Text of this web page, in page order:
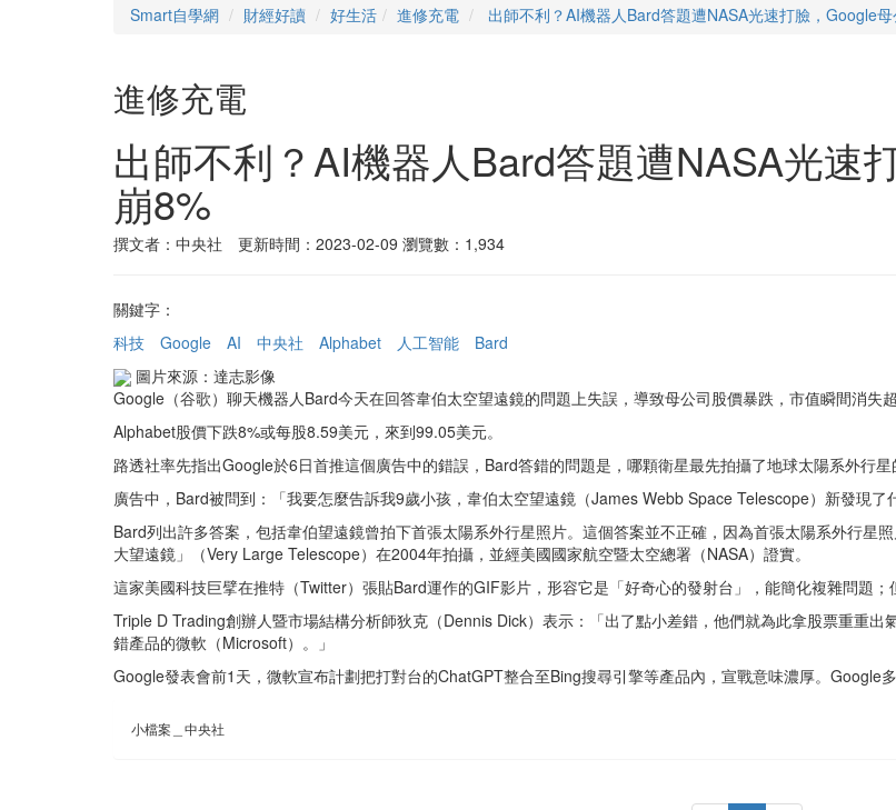
Smart自學網 財經好讀 好生活 進修充電 出師不利？AI機器人Bard答題遭NASA光速打臉，Google
進修充電
出師不利？AI機器人Bard答題遭NASA光速
崩8%
撰文者：中央社 更新時間：2023-02-09 瀏覽數：1,934
關鍵字：
科技
Google AI 中央社 Alphabet 人工智能
Bard
圖片來源：達志影像
Google（谷歌）聊天機器人Bard今天在回答韋伯太空望遠鏡的問題上失誤，導致母公司股價暴跌，市值瞬間消失
Alphabet股價下跌8%或每股8.59美元，來到99.05美元。
路透社率先指出Google於6日首推這個廣告中的錯誤，Bard答錯的問題是，哪顆衛星最先拍攝了地球太陽系外行星
廣告中，Bard被問到：「我要怎麼告訴我9歲小孩，韋伯太空望遠鏡（James Webb Space Telescope）新發現了
Bard列出許多答案，包括韋伯望遠鏡曾拍下首張太陽系外行星照片。這個答案並不正確，因為首張太陽系外行
大望遠鏡」（Very Large Telescope）在2004年拍攝，並經美國國家航空暨太空總署（NASA）證實。
這家美國科技巨擘在推特（Twitter）張貼Bard運作的GIF影片，形容它是「好奇心的發射台」，能簡化複雜問題
Triple D Trading創辦人暨市場結構分析師狄克（Dennis Dick）表示：「出了點小差錯，他們就為此拿股票重重
錯產品的微軟（Microsoft）。」
Google發表會前1天，微軟宣布計劃把打對台的ChatGPT整合至Bing搜尋引擎等產品內，宣戰意味濃厚。Google
小檔案＿中央社